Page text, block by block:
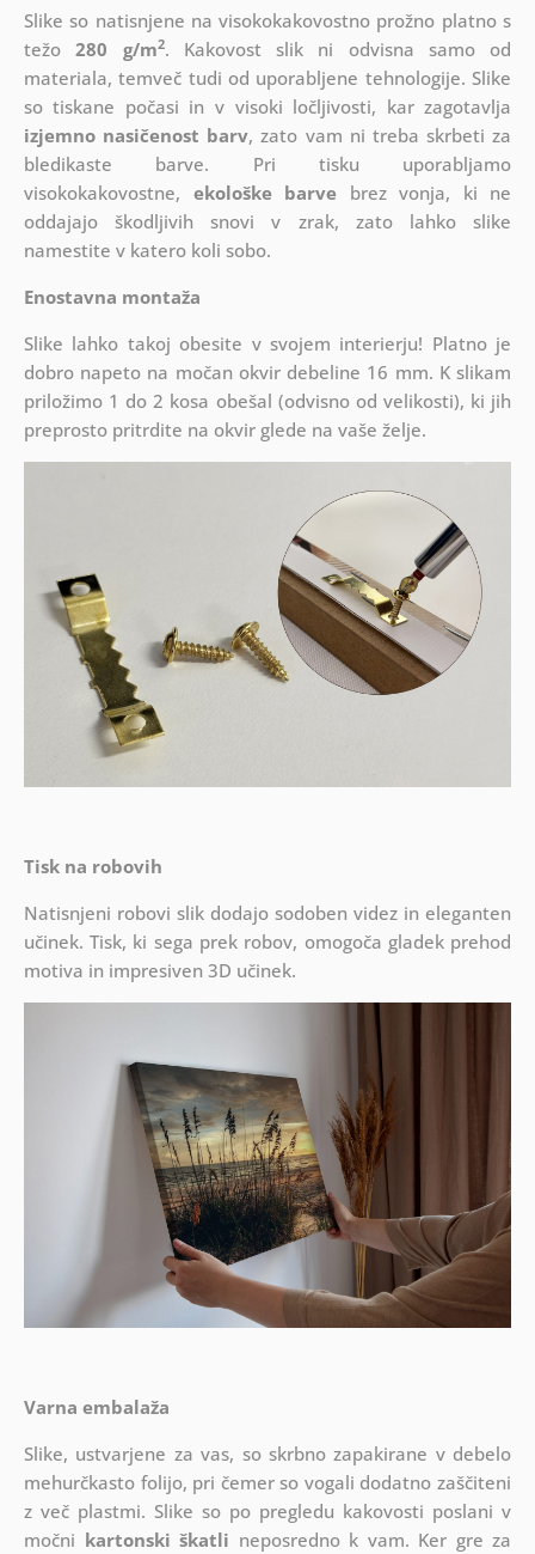
Slike so natisnjene na visokokakovostno prožno platno s
težo280 g/m2. Kakovost slik ni odvisna samo od
materiala, temveč tudi od uporabljene tehnologije. Slike
so tiskane počasi in v visoki ločljivosti, kar zagotavlja
izjemno nasičenost barv, zato vam ni treba skrbeti za
bledikaste barve. Pri tisku uporabljamo
visokokakovostne, ekološke barve brez vonja, ki ne
oddajajo škodljivih snovi v zrak, zato lahko slike
namestite v katero koli sobo.
Enostavna montaža
Slike lahko takoj obesite v svojem interierju! Platno je
dobro napeto na močan okvir debeline 16 mm. K slikam
priložimo 1 do 2 kosa obešal (odvisno od velikosti), ki jih
preprosto pritrdite na okvir glede na vaše želje.
Tisk na robovih
Natisnjeni robovi slik dodajo sodoben videz in eleganten
učinek. Tisk, ki sega prek robov, omogoča gladek prehod
motiva in impresiven 3D učinek.
Varna embalaža
Slike, ustvarjene za vas, so skrbno zapakirane v debelo
mehurčkasto folijo, pri čemer so vogali dodatno zaščiteni
z več plastmi. Slike so po pregledu kakovosti poslani v
močni kartonski škatli neposredno k vam. Ker gre za